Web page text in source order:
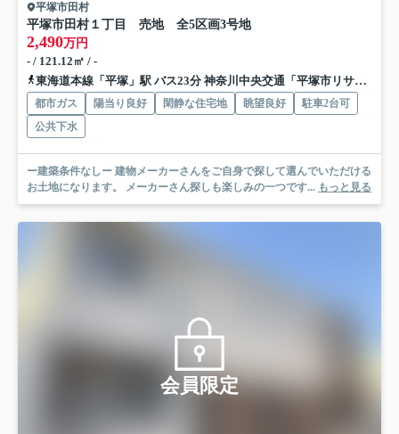
平塚市田村
平塚市田村１丁目 売地 全5区画3号地
2,490万円
- / 121.12㎡ / -
東海道本線「平塚」駅 バス23分 神奈川中央交通「平塚市リサイクルプラザ」 停歩5分
都市ガス 陽当り良好 閑静な住宅地 眺望良好
駐車2台可
公共下水
ー建築条件なしー 建物メーカーさんをご自身で探して選んでいただける
お土地になります。 メーカーさん探しも楽しみの一つです... もっと見る
会員限定